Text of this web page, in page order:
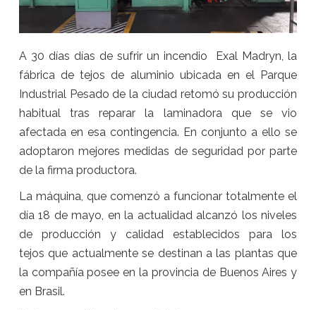
A 30 días días de sufrir un incendio Exal Madryn, la
fábrica de tejos de aluminio ubicada en el Parque
Industrial Pesado de la ciudad retomó su producción
habitual tras reparar la laminadora que se vio
afectada en esa contingencia. En conjunto a ello se
adoptaron mejores medidas de seguridad por parte
de la firma productora.
La máquina, que comenzó a funcionar totalmente el
día 18 de mayo, en la actualidad alcanzó los niveles
de producción y calidad establecidos para los
tejos que actualmente se destinan a las plantas que
la compañía posee en la provincia de Buenos Aires y
en Brasil.